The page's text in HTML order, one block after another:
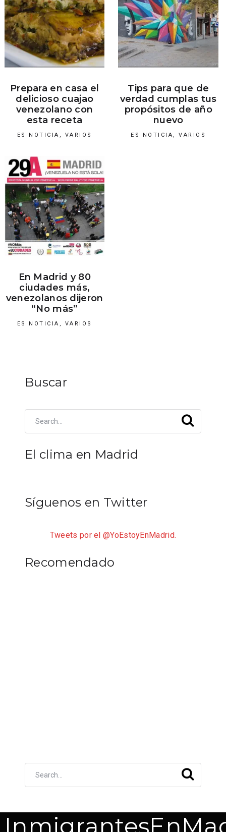
Prepara en casa el
delicioso cuajao
venezolano con
esta receta
ES NOTICIA , VARIOS
Tips para que de
verdad cumplas tus
propósitos de año
nuevo
ES NOTICIA ,VARIOS
En Madrid y 80
ciudades más,
venezolanos dijeron
“No más”
ES NOTICIA , VARIOS
Buscar
El clima en Madrid
Síguenos en Twitter
Tweets por el @YoEstoyEnMadrid.
Recomendado